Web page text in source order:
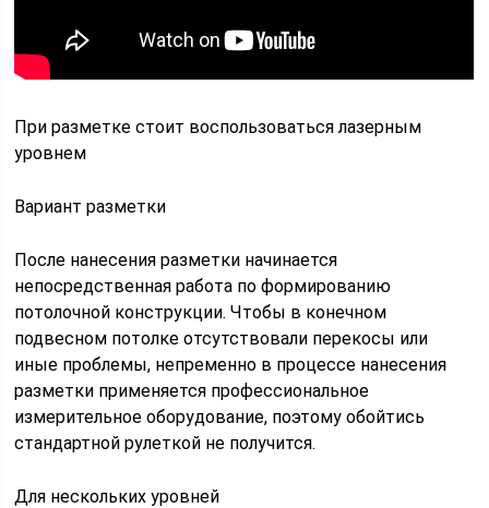
При разметке стоит воспользоваться лазерным
уровнем
Вариант разметки
После нанесения разметки начинается
непосредственная работа по формированию
потолочной конструкции. Чтобы в конечном
подвесном потолке отсутствовали перекосы или
иные проблемы, непременно в процессе нанесения
разметки применяется профессиональное
измерительное оборудование, поэтому обойтись
стандартной рулеткой не получится.
Для нескольких уровней